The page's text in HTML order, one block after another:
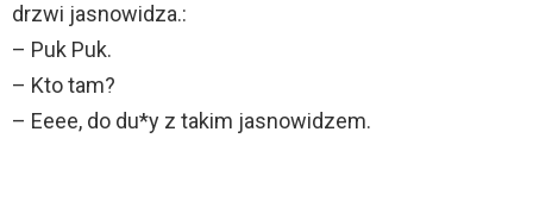
drzwi jasnowidza.:
– Puk Puk.
– Kto tam?
– Eeee, do du*y z takim jasnowidzem.